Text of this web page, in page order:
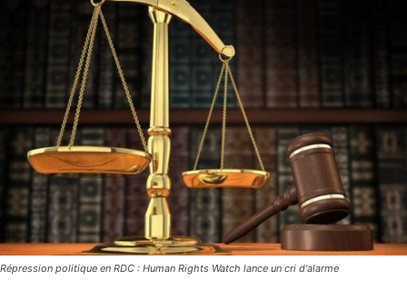
Répression politique en RDC : Human Rights Watch lance un cri d'alarme